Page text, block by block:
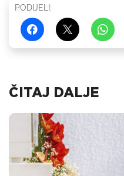
PODIJELI:
ČITAJ DALJE